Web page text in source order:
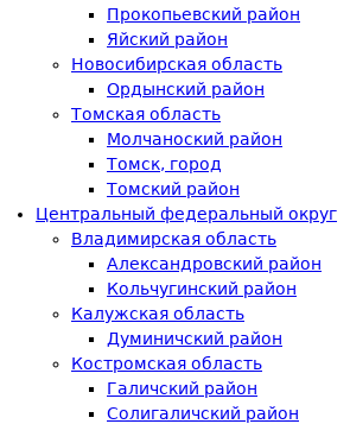
Прокопьевский район
Яйский район
Новосибирская область
Ордынский район
Томская область
Молчаноский район
Томск, город
Томский район
Центральный федеральный округ
Владимирская область
Александровский район
Кольчугинский район
Калужская область
Думиничский район
Костромская область
Галичский район
Солигаличский район